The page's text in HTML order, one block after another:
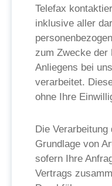
Telefax
inklusive aller
zum Zwecke der
Anliegens bei
verarbeitet.
ohne Ihre
Die
Grundlage von
sofern Ihre
Vertrags